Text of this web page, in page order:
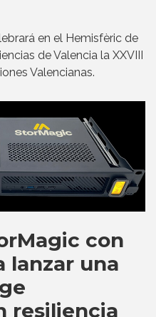
en el Hemisfèric de
de Valencia la XXVIII
Valencianas.
con
lanzar una
resiliencia